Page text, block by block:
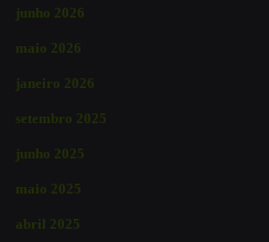
junho 2026
maio 2026
janeiro 2026
setembro 2025
junho 2025
maio 2025
abril 2025